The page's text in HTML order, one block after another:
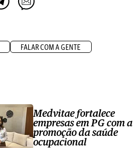
FALAR COM A GENTE
Medvitae fortalece
empresas em PG com a
promoção da saúde
ocupacional